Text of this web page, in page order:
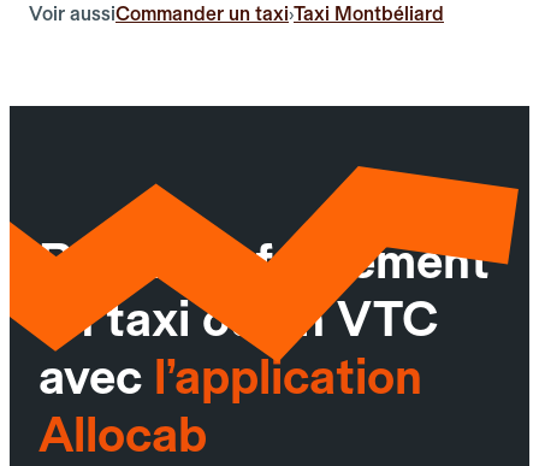
Voir aussiCommander un taxi›Taxi Montbéliard
Réservez facilement
un taxi ou un VTC
avec l’application
Allocab